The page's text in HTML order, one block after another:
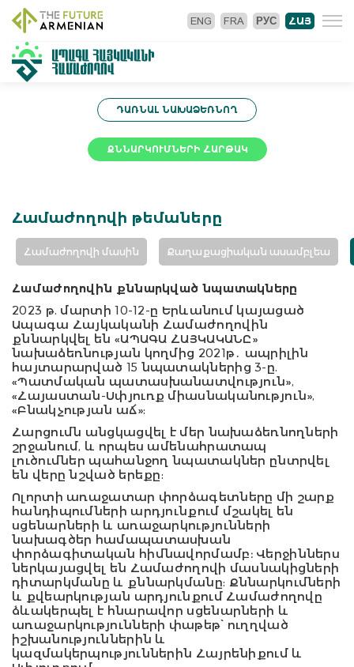
ՀԱՅ
ENG FRA РУС
ԴԱՌՆԱԼ ՆԱԽԱՁԵՌՆՈՂ
ՔՆՆԱՐԿՈՒՄՆԵՐԻ ՀԱՐԹԱԿ
Համաժողովի թեմաները
Համաժողովի մասին Քաղաքացիական ասամբլեա
Համաժողովին քննարկված նպատակները
2023 թ. մարտի 10-12-ը Երևանում կայացած
Ապագա Հայկականի Համաժողովին
քննարկվել են «ԱՊԱԳԱ ՀԱՅԿԱԿԱՆԸ»
նախաձեռնության կողմից 2021թ․ ապրիլին
հայտարարված 15 նպատակներից 3-ը.
«Պատմական պատասխանատվություն»,
«Հայաստան-Սփյուռք միասնականություն»,
«Բնակչության աճ»:
Հարցումն անցկացվել է մեր նախաձեռնողների
շրջանում, և որպես ամենահրատապ
լուծումներ պահանջող նպատակներ ընտրվել
են վերը նշված երեքը:
Ոլորտի առաջատար փորձագետները մի շարք
հանդիպումների արդյունքում մշակել են
սցենարների և առաջարկությունների
նախագծեր համապատասխան
փորձագիտական հիմնավորմամբ։ Վերջիններս
ներկայացվել են Համաժողովի մասնակիցների
դիտարկմանը և քննարկմանը: Քննարկումների
և քվեարկության արդյունքում Համաժողովը
ձևակերպել է հնարավոր սցենարների և
առաջարկությունների փաթեթ՝ ուղղված
իշխանություններին և
կազմակերպություններին Հայրենիքում և